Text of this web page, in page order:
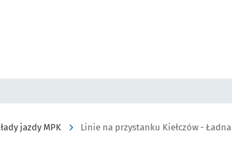
jazdy MPK Linie na przystanku Kiełczów - Ładna